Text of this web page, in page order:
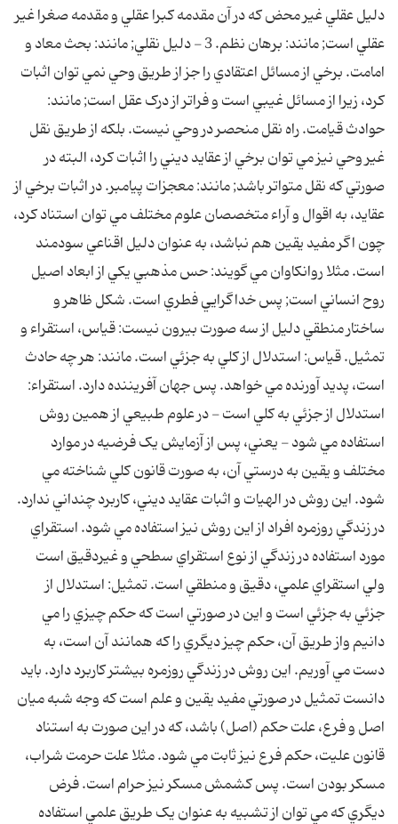
دليل عقلي غير محض که در آن مقدمه کبرا عقلي و مقدمه صغرا غير
عقلي است; مانند: برهان نظم. 3 - دليل نقلي; مانند: بحث معاد و
امامت. برخي از مسائل اعتقادي را جز از طريق وحي نمي توان اثبات
کرد، زيرا از مسائل غيبي است و فراتر از درک عقل است; مانند:
حوادث قيامت. راه نقل منحصر در وحي نيست. بلکه از طريق نقل
غير وحي نيز مي توان برخي از عقايد ديني را اثبات کرد، البته در
صورتي که نقل متواتر باشد; مانند: معجزات پيامبر. در اثبات برخي از
عقايد، به اقوال و آراء متخصصان علوم مختلف مي توان استناد کرد،
چون اگر مفيد يقين هم نباشد، به عنوان دليل اقناعي سودمند
است. مثلا روانکاوان مي گويند: حس مذهبي يکي از ابعاد اصيل
روح انساني است; پس خداگرايي فطري است. شکل ظاهر و
ساختار منطقي دليل از سه صورت بيرون نيست: قياس، استقراء و
تمثيل. قياس: استدلال از کلي به جزئي است. مانند: هر چه حادث
است، پديد آورنده مي خواهد. پس جهان آفريننده دارد. استقراء:
استدلال از جزئي به کلي است - در علوم طبيعي از همين روش
استفاده مي شود - يعني، پس از آزمايش يک فرضيه در موارد
مختلف و يقين به درستي آن، به صورت قانون کلي شناخته مي
شود. اين روش در الهيات و اثبات عقايد ديني، کاربرد چنداني ندارد.
در زندگي روزمره افراد از اين روش نيز استفاده مي شود. استقراي
مورد استفاده در زندگي از نوع استقراي سطحي و غيردقيق است
ولي استقراي علمي، دقيق و منطقي است. تمثيل: استدلال از
جزئي به جزئي است و اين در صورتي است که حکم چيزي را مي
دانيم واز طريق آن، حکم چيز ديگري را که همانند آن است، به
دست مي آوريم. اين روش در زندگي روزمره بيشتر کاربرد دارد. بايد
دانست تمثيل در صورتي مفيد يقين و علم است که وجه شبه ميان
اصل و فرع، علت حکم (اصل) باشد، که در اين صورت به استناد
قانون عليت، حکم فرع نيز ثابت مي شود. مثلا علت حرمت شراب،
مسکر بودن است. پس کشمش مسکر نيز حرام است. فرض
ديگري که مي توان از تشبيه به عنوان يک طريق علمي استفاده